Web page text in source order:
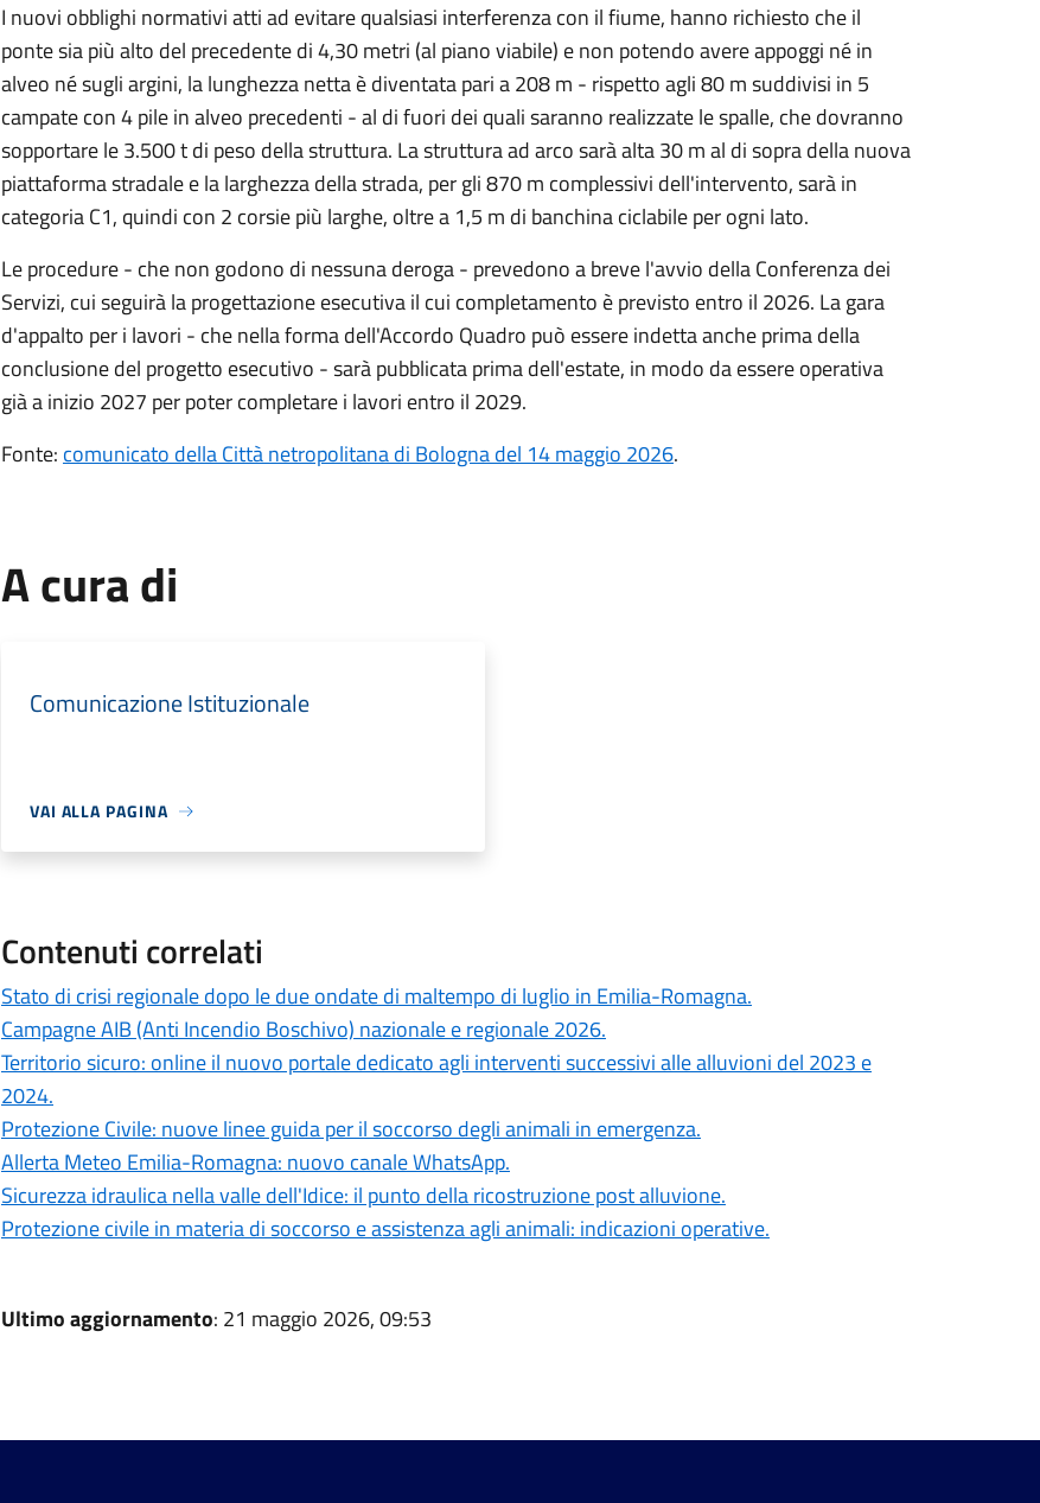
I nuovi obblighi normativi atti ad evitare qualsiasi interferenza con il fiume, hanno richiesto che il
ponte sia più alto del precedente di 4,30 metri (al piano viabile) e non potendo avere appoggi né in
alveo né sugli argini, la lunghezza netta è diventata pari a 208 m - rispetto agli 80 m suddivisi in 5
campate con 4 pile in alveo precedenti - al di fuori dei quali saranno realizzate le spalle, che dovranno
sopportare le 3.500 t di peso della struttura. La struttura ad arco sarà alta 30 m al di sopra della nuova
piattaforma stradale e la larghezza della strada, per gli 870 m complessivi dell'intervento, sarà in
categoria C1, quindi con 2 corsie più larghe, oltre a 1,5 m di banchina ciclabile per ogni lato.
Le procedure - che non godono di nessuna deroga - prevedono a breve l'avvio della Conferenza dei
Servizi, cui seguirà la progettazione esecutiva il cui completamento è previsto entro il 2026. La gara
d'appalto per i lavori - che nella forma dell'Accordo Quadro può essere indetta anche prima della
conclusione del progetto esecutivo - sarà pubblicata prima dell'estate, in modo da essere operativa
già a inizio 2027 per poter completare i lavori entro il 2029.
Fonte: comunicato della Città netropolitana di Bologna del 14 maggio 2026.
A cura di
Comunicazione Istituzionale
VAI ALLA PAGINA
Contenuti correlati
Stato di crisi regionale dopo le due ondate di maltempo di luglio in Emilia-Romagna.
Campagne AIB (Anti Incendio Boschivo) nazionale e regionale 2026.
Territorio sicuro: online il nuovo portale dedicato agli interventi successivi alle alluvioni del 2023 e
2024.
Protezione Civile: nuove linee guida per il soccorso degli animali in emergenza.
Allerta Meteo Emilia-Romagna: nuovo canale WhatsApp.
Sicurezza idraulica nella valle dell'Idice: il punto della ricostruzione post alluvione.
Protezione civile in materia di soccorso e assistenza agli animali: indicazioni operative.
Ultimo aggiornamento: 21 maggio 2026, 09:53